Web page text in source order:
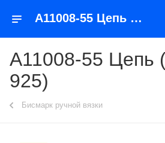
А11008-55 Цепь (Ag 925)
А11008-55 Цепь
925)
Бисмарк ручной вязки